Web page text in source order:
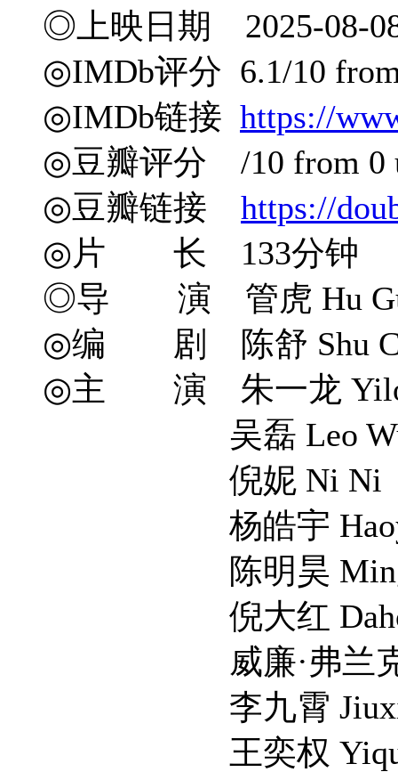
◎上映日期 2025-08-
◎IMDb评分 6.1/10 from
◎IMDb链接 https://
◎豆瓣评分 /10 from 0
◎豆瓣链接 https://
◎片 长 133分钟
◎导 演 管虎 Hu
◎编 剧 陈舒 Shu Chen
◎主 演 朱一龙
吴磊 Leo
倪妮 Ni Ni
杨皓宇 Haoyu
陈明昊
倪大红
威廉·弗兰克林-
李九霄
王奕权 Yiquan